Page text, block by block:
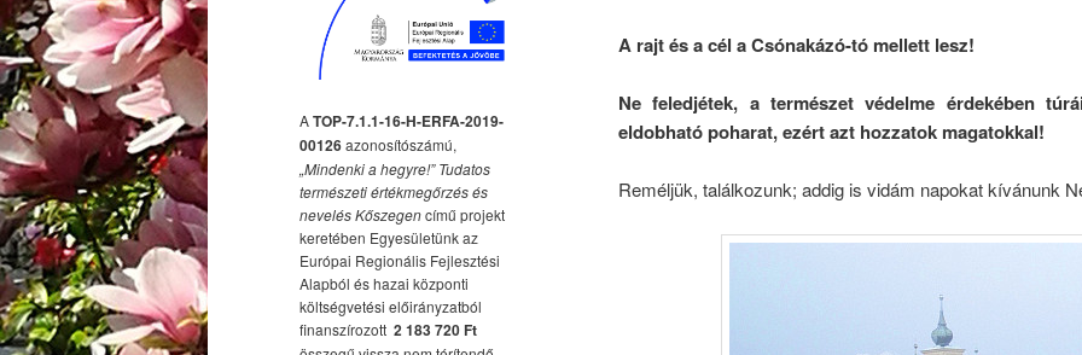
A rajt és a cél a Csónakázó-tó mellett lesz!
Ne feledjétek, a természet védelme érdekében
eldobható poharat, ezért azt hozzatok magatokkal!
Reméljük, találkozunk; addig is vidám napokat kívánunk
ATOP-7.1.1-16-H-ERFA-2019-
00126azonosítószámú,
„Mindenki a hegyre!” Tudatos
természeti értékmegőrzés és
nevelés Kőszegencímű projekt
keretében Egyesületünk az
Európai Regionális Fejlesztési
Alapból és hazai központi
költségvetési előirányzatból
finanszírozott 2 183 720 Ft